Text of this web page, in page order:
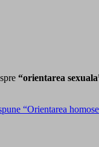
“orientarea
“Orientarea